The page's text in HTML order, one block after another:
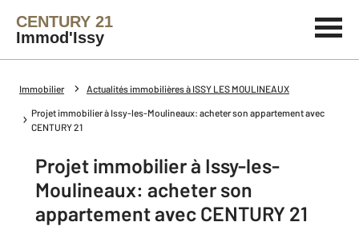
CENTURY 21
Immod'Issy
Immobilier Actualités immobilières à ISSY LES MOULINEAUX
Projet immobilier à Issy-les-Moulineaux: acheter son appartement avec
CENTURY 21
Projet immobilier à Issy-les-
Moulineaux: acheter son
appartement avec CENTURY 21